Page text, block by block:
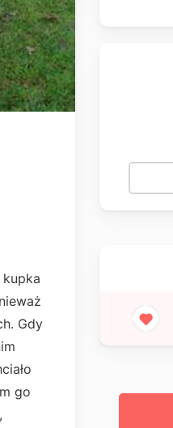
Gdy
go